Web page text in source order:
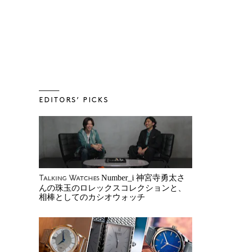
EDITORS’ PICKS
Talking Watches Number_i 神宮寺勇太さ
んの珠玉のロレックスコレクションと、
相棒としてのカシオウォッチ